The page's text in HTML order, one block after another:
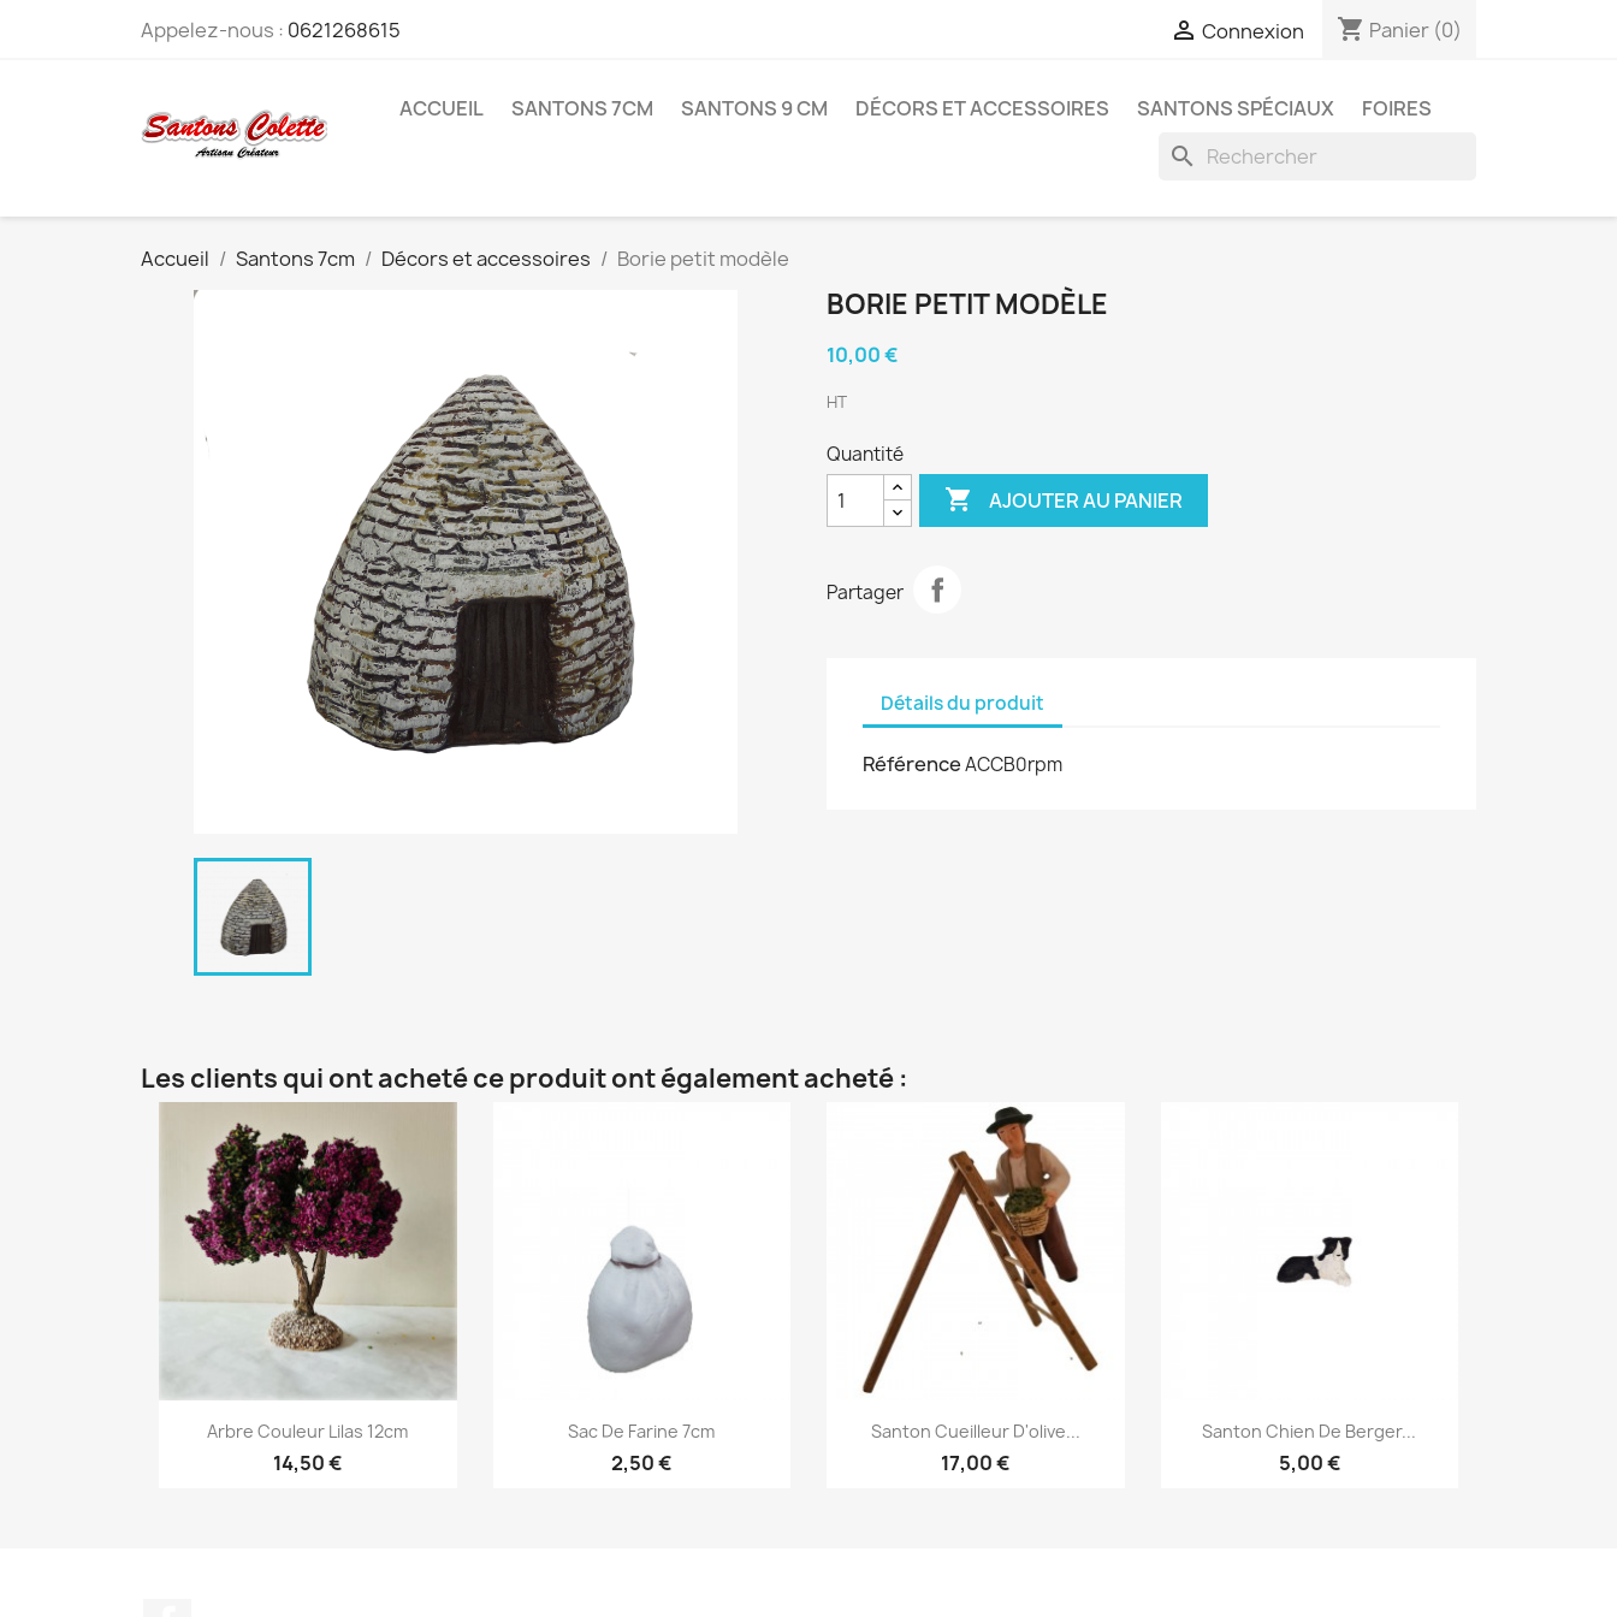
Appelez-nous : 0621268615  Connexion shopping_cart Panier (0)
ACCUEIL SANTONS 7CM SANTONS 9 CM DÉCORS ET ACCESSOIRES SANTONS SPÉCIAUX FOIRES
search
Accueil Santons 7cm Décors et accessoires Borie petit modèle
BORIE PETIT MODÈLE
10,00 €
HT
Quantité
 AJOUTER AU PANIER
Partager
Détails du produit
RéférenceACCB0rpm
Les clients qui ont acheté ce produit ont également acheté :
Aperçu rapide
Arbre Couleur Lilas 12cm
14,50 €
Aperçu rapide
Sac De Farine 7cm
2,50 €
Aperçu rapide
Santon Cueilleur D'olive...
17,00 €
Aperçu rapide
Santon Chien De Berger...
5,00 €